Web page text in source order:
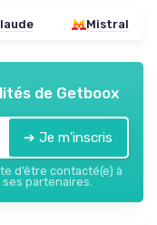
Mistral
de Getboox
➔ Je m'inscris
d’être contacté(e) à
partenaires.